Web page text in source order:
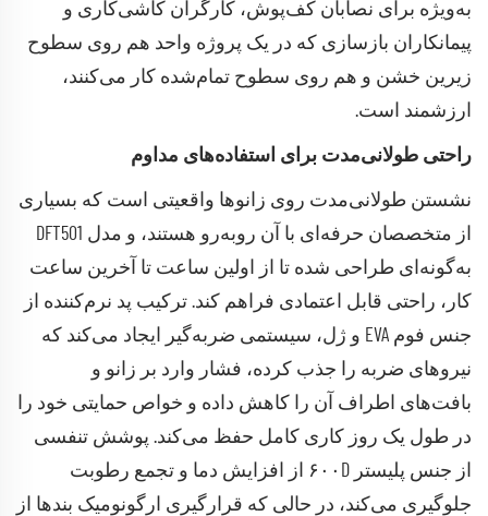
به‌ویژه برای نصابان کف‌پوش، کارگران کاشی‌کاری و
پیمانکاران بازسازی که در یک پروژه واحد هم روی سطوح
زیرین خشن و هم روی سطوح تمام‌شده کار می‌کنند،
ارزشمند است.
راحتی طولانی‌مدت برای استفاده‌های مداوم
نشستن طولانی‌مدت روی زانوها واقعیتی است که بسیاری
از متخصصان حرفه‌ای با آن روبه‌رو هستند، و مدل DFT501
به‌گونه‌ای طراحی شده تا از اولین ساعت تا آخرین ساعت
کار، راحتی قابل اعتمادی فراهم کند. ترکیب پد نرم‌کننده از
جنس فوم EVA و ژل، سیستمی ضربه‌گیر ایجاد می‌کند که
نیروهای ضربه را جذب کرده، فشار وارد بر زانو و
بافت‌های اطراف آن را کاهش داده و خواص حمایتی خود را
در طول یک روز کاری کامل حفظ می‌کند. پوشش تنفسی
از جنس پلیستر ۶۰۰D از افزایش دما و تجمع رطوبت
جلوگیری می‌کند، در حالی که قرارگیری ارگونومیک بند‌ها از